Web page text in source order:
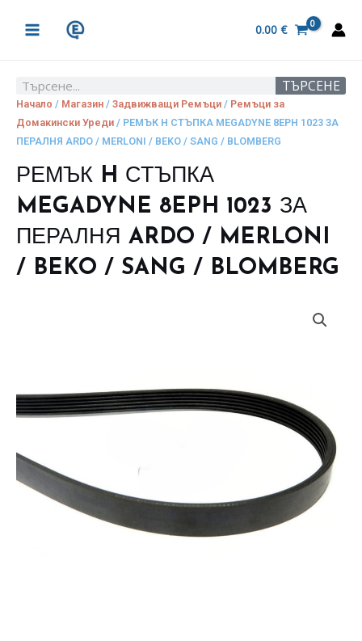
MENU
0.00 €
Search ТЪРСЕНЕ
Начало / Магазин / Задвижващи Ремъци / Ремъци за
Домакински Уреди / РЕМЪК H СТЪПКА MEGADYNE 8EPH 1023 ЗА
ПЕРАЛНЯ ARDO / MERLONI / BEKO / SANG / BLOMBERG
РЕМЪК H СТЪПКА
MEGADYNE 8EPH 1023 ЗА
ПЕРАЛНЯ ARDO / MERLONI
/ BEKO / SANG / BLOMBERG